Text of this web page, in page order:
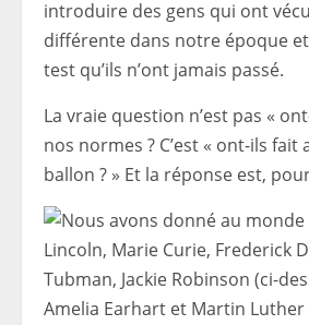
introduire des gens qui ont
différente dans notre époque
test qu’ils n’ont jamais passé.
La vraie question n’est pas «
nos normes ? C’est « ont-ils fait
ballon ? » Et la réponse est,